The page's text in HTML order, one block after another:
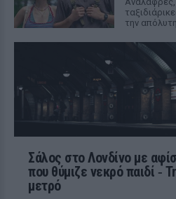
την
Σάλος στο Λονδίνο με
που θύμιζε νεκρό παιδί ‑
μετρό